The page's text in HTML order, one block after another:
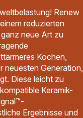
Renew
reduzierten
neue Art zu
Kochen,
neuesten Generation,
Diese leicht zu
Keramik-
Ergebnisse und